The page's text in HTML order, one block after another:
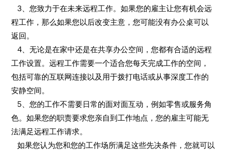
3、您致力于在未来远程工作。如果您的雇主让您有机会远
程工作，那么如果您以后改变主意，您可能没有办公桌可以
返回。
4、无论是在家中还是在共享办公空间，您都有合适的远程
工作设置。远程工作需要一个适合您每天完成工作的空间，
包括可靠的互联网连接以及用于拨打电话或从事深度工作的
安静空间。
5、您的工作不需要日常的面对面互动，例如零售或服务角
色。如果您的职责要求您亲自到工作地点，您的雇主可能无
法满足远程工作请求。
如果您认为您和您的工作场所满足这些先决条件，您就可以